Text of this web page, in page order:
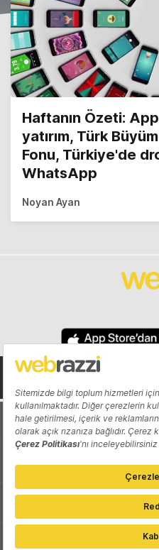
Haftanın Özeti:
yatırım, Türk
Fonu, Türkiye'de
WhatsApp
Noyan Ayan
Hakkında
Katkıda Bulun